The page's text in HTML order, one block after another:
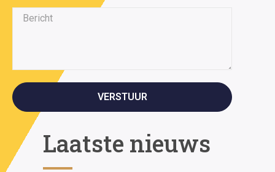
VERSTUUR
Laatste nieuws